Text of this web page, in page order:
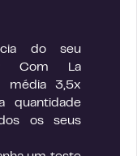
do seu
Com La
média 3,5x
quantidade
os seus